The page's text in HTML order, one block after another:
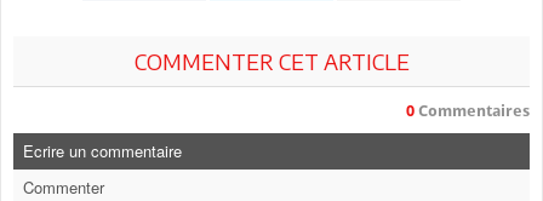
COMMENTER CET ARTICLE
0 Commentaires
Ecrire un commentaire
Commenter